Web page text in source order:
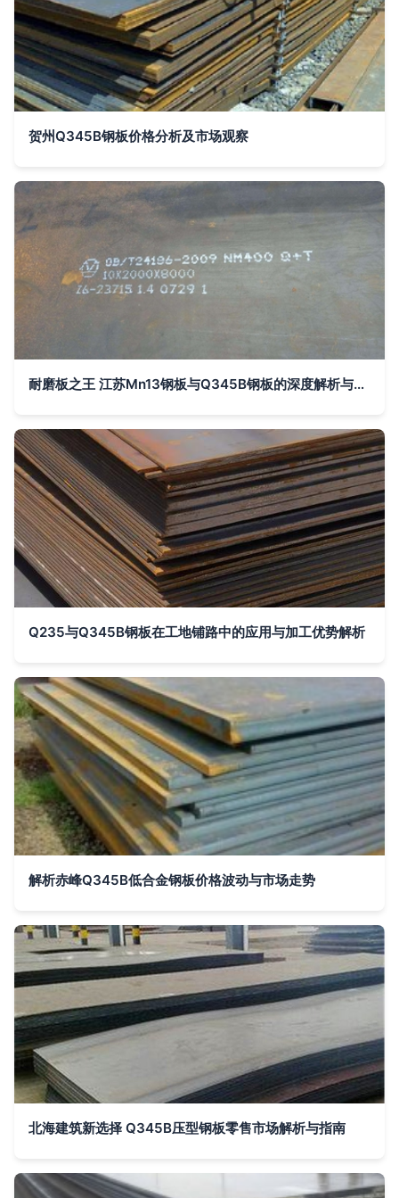
贺州Q345B钢板价格分析及市场观察
耐磨板之王 江苏Mn13钢板与Q345B钢板的深度解析与应用前景
Q235与Q345B钢板在工地铺路中的应用与加工优势解析
解析赤峰Q345B低合金钢板价格波动与市场走势
北海建筑新选择 Q345B压型钢板零售市场解析与指南